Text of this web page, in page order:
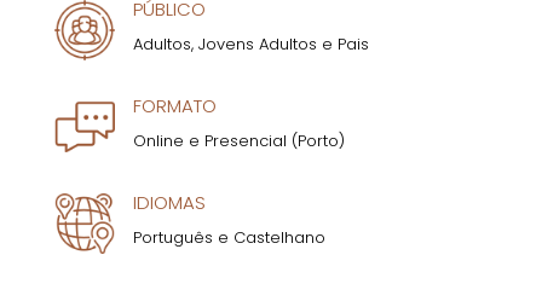
PÚBLICO
Adultos, Jovens Adultos e Pais
FORMATO
Online e Presencial (Porto)
IDIOMAS
Português e Castelhano